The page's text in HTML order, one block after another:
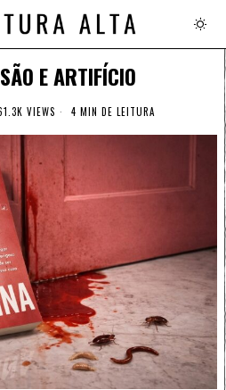
E ARTIFÍCIO
VIEWS 4 MIN DE LEITURA